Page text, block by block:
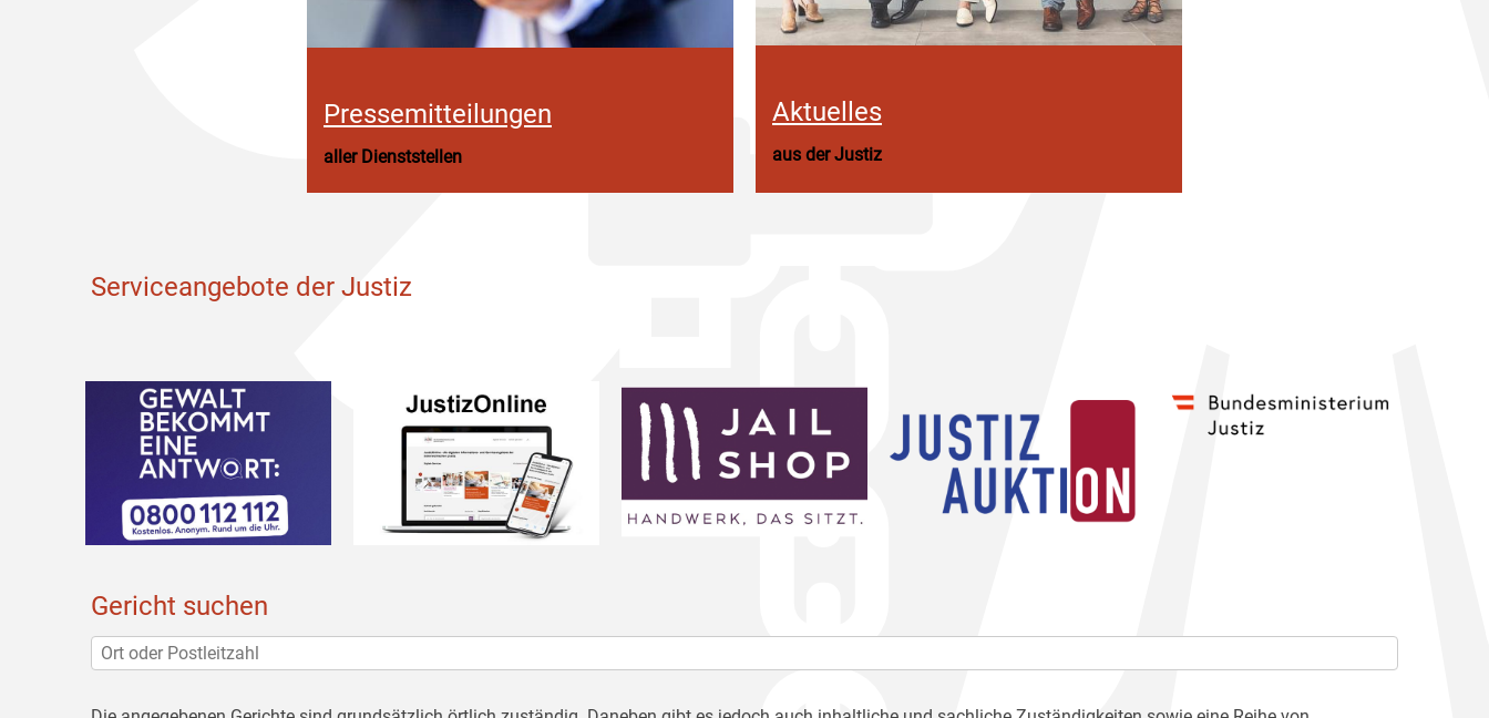
Pressemitteilungen
aller Dienststellen
Aktuelles
aus der Justiz
Serviceangebote der Justiz
Gericht suchen